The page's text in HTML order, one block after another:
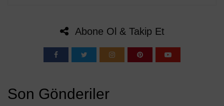
Abone Ol & Takip Et
Son Gönderiler